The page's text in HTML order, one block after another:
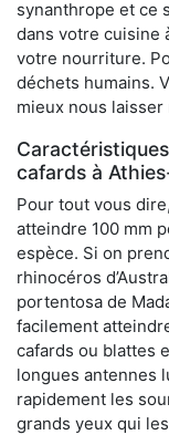
synanthrope et ce
dans votre cuisine
votre nourriture.
déchets humains.
mieux nous
cafards à
Pour tout vous
atteindre 100 mm
espèce. Si on
rhinocéros
portentosa de
facilement
cafards ou blattes
longues antennes
rapidement les
grands yeux qui